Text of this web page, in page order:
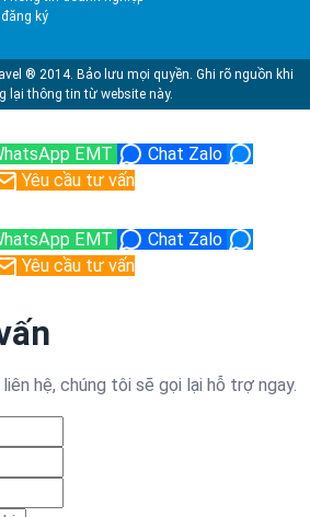
® 2014. Bảo lưu mọi quyền. Ghi rõ nguồn khi
lại thông tin từ website này.
EMT
Chat Zalo
Yêu cầu tư vấn
EMT
Chat Zalo
Yêu cầu tư vấn
hệ, chúng tôi sẽ gọi lại hỗ trợ ngay.